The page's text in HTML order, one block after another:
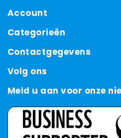
Account
Categorieën
Contactgegevens
Volg ons
Meld u aan voor onze